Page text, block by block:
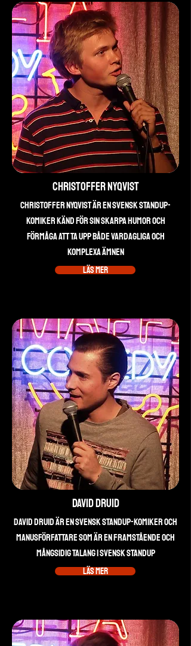
Christoffer Nyqvist
Christoffer Nyqvist är en svensk standup-
komiker känd för sin skarpa humor och
förmåga att ta upp både vardagliga och
komplexa ämnen
Läs mer
David Druid
David Druid är en svensk standup-komiker och
manusförfattare som är en framstående och
mångsidig talang i svensk standup
Läs mer